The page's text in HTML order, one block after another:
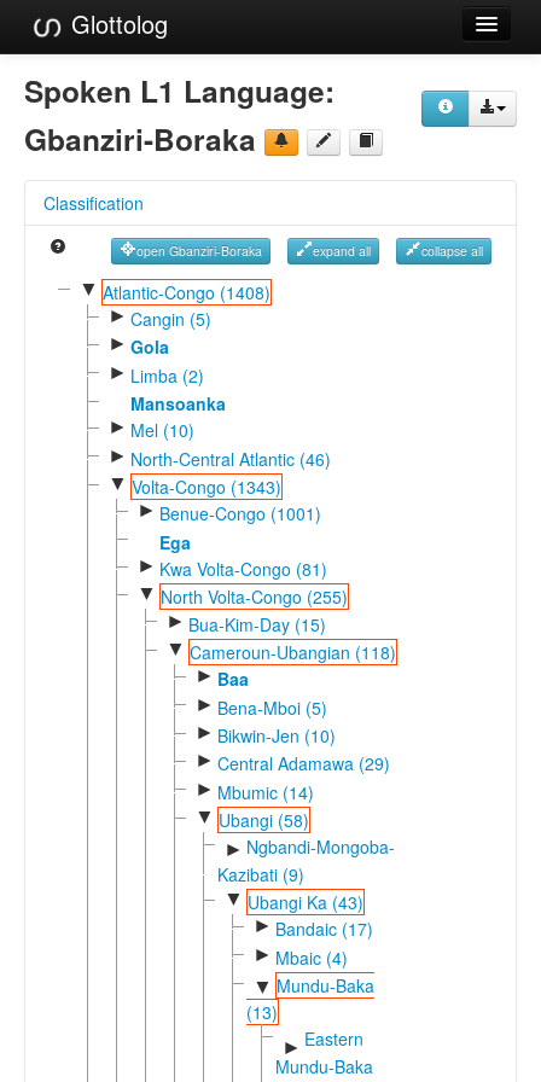
Glottolog
Languages
Families
References
Reference Search
GlottoScope
Spoken L1 Language:
Gbanziri-Boraka
Classification
open Gbanziri-Boraka expand all collapse all
▼ Atlantic-Congo (1408)
► Cangin (5)
► Gola
► Limba (2)
Mansoanka
► Mel (10)
► North-Central Atlantic (46)
▼ Volta-Congo (1343)
► Benue-Congo (1001)
Ega
► Kwa Volta-Congo (81)
▼ North Volta-Congo (255)
► Bua-Kim-Day (15)
▼ Cameroun-Ubangian (118)
► Baa
► Bena-Mboi (5)
► Bikwin-Jen (10)
► Central Adamawa (29)
► Mbumic (14)
▼ Ubangi (58)
► Ngbandi-Mongoba-
Kazibati (9)
▼ Ubangi Ka (43)
► Bandaic (17)
► Mbaic (4)
▼ Mundu-Baka
(13)
► Eastern
Mundu-Baka